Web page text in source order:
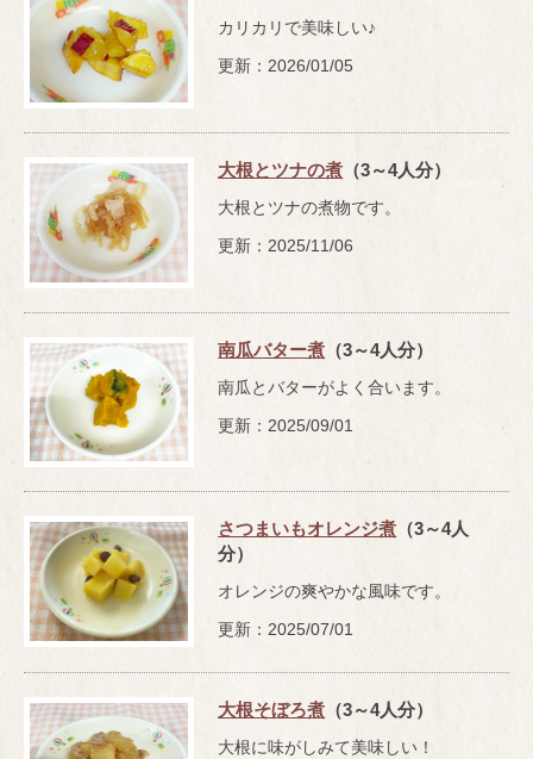
カリカリで美味しい♪
更新：2026/01/05
大根とツナの煮 （3～4人分）
大根とツナの煮物です。
更新：2025/11/06
南瓜バター煮 （3～4人分）
南瓜とバターがよく合います。
更新：2025/09/01
さつまいもオレンジ煮 （3～4人
分）
オレンジの爽やかな風味です。
更新：2025/07/01
大根そぼろ煮 （3～4人分）
大根に味がしみて美味しい！